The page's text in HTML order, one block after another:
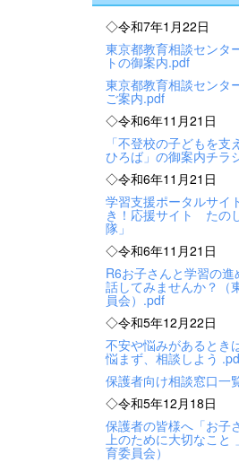
◇令和7年1月22日
東京都教育相談センタ
トの御案内.pdf
東京都教育相談センタ
ご案内.pdf
◇令和6年11月21日
「不登校の子どもを支
ひろば」の御案内チラ
◇令和6年11月21日
学習支援ポータルサイ
き！応援サイト たの
隊」
◇令和6年11月21日
R6お子さんと学習の進
話してみませんか？（
員会）.pdf
◇令和5年12月22日
不安や悩みがあるとき
悩まず、相談しよう
保護者向け相談窓口一
◇令和5年12月18日
保護者の皆様へ「お子
上のために大切なこと
育委員会）